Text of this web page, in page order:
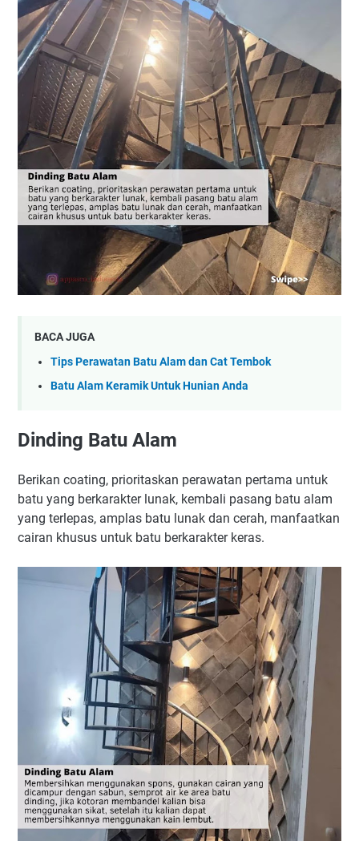
BACA JUGA
Tips Perawatan Batu Alam dan Cat Tembok
Batu Alam Keramik Untuk Hunian Anda
Dinding Batu Alam
Berikan coating, prioritaskan perawatan pertama untuk
batu yang berkarakter lunak, kembali pasang batu alam
yang terlepas, amplas batu lunak dan cerah, manfaatkan
cairan khusus untuk batu berkarakter keras.